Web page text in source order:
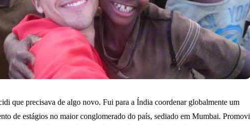
que precisava de algo novo. Fui para a Índia coordenar globalmente um
de estágios no maior conglomerado do país, sediado em Mumbai. Promovi